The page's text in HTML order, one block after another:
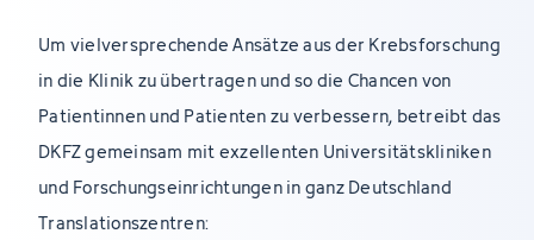
Um vielversprechende Ansätze aus der Krebsforschung
in die Klinik zu übertragen und so die Chancen von
Patientinnen und Patienten zu verbessern, betreibt das
DKFZ gemeinsam mit exzellenten Universitätskliniken
und Forschungseinrichtungen in ganz Deutschland
Translationszentren: